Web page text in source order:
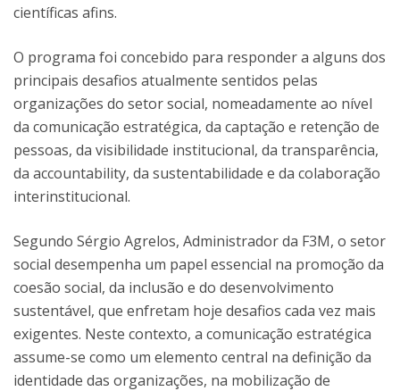
científicas afins.
O programa foi concebido para responder a alguns dos
principais desafios atualmente sentidos pelas
organizações do setor social, nomeadamente ao nível
da comunicação estratégica, da captação e retenção de
pessoas, da visibilidade institucional, da transparência,
da accountability, da sustentabilidade e da colaboração
interinstitucional.
Segundo Sérgio Agrelos, Administrador da F3M, o setor
social desempenha um papel essencial na promoção da
coesão social, da inclusão e do desenvolvimento
sustentável, que enfretam hoje desafios cada vez mais
exigentes. Neste contexto, a comunicação estratégica
assume-se como um elemento central na definição da
identidade das organizações, na mobilização de